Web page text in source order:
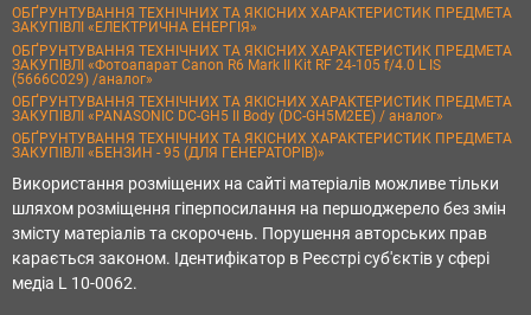
ОБҐРУНТУВАННЯ ТЕХНІЧНИХ ТА ЯКІСНИХ ХАРАКТЕРИСТИК ПРЕДМЕТА
ЗАКУПІВЛІ «ЕЛЕКТРИЧНА ЕНЕРГІЯ»
ОБҐРУНТУВАННЯ ТЕХНІЧНИХ ТА ЯКІСНИХ ХАРАКТЕРИСТИК ПРЕДМЕТА
ЗАКУПІВЛІ «Фотоапарат Canon R6 Mark II Kit RF 24-105 f/4.0 L IS
(5666C029) /аналог»
ОБҐРУНТУВАННЯ ТЕХНІЧНИХ ТА ЯКІСНИХ ХАРАКТЕРИСТИК ПРЕДМЕТА
ЗАКУПІВЛІ «PANASONIC DC-GH5 II Body (DC-GH5M2EE) / аналог»
ОБҐРУНТУВАННЯ ТЕХНІЧНИХ ТА ЯКІСНИХ ХАРАКТЕРИСТИК ПРЕДМЕТА
ЗАКУПІВЛІ «БЕНЗИН - 95 (ДЛЯ ГЕНЕРАТОРІВ)»
Використання розміщених на сайті матеріалів можливе тільки
шляхом розміщення гіперпосилання на першоджерело без змін
змісту матеріалів та скорочень. Порушення авторських прав
карається законом. Ідентифікатор в Реєстрі суб'єктів у сфері
медіа L 10-0062.